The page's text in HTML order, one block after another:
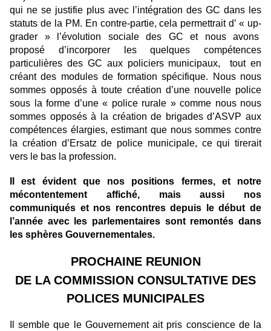
qui ne se justifie plus avec l’intégration des GC dans les
statuts de la PM. En contre-partie, cela permettrait d’ « up-
grader » l’évolution sociale des GC et nous avons
proposé d’incorporer les quelques compétences
particulières des GC aux policiers municipaux, tout en
créant des modules de formation spécifique. Nous nous
sommes opposés à toute création d’une nouvelle police
sous la forme d’une « police rurale » comme nous nous
sommes opposés à la création de brigades d’ASVP aux
compétences élargies, estimant que nous sommes contre
la création d’Ersatz de police municipale, ce qui tirerait
vers le bas la profession.
Il est évident que nos positions fermes, et notre
mécontentement affiché, mais aussi nos
communiqués et nos rencontres depuis le début de
l’année avec les parlementaires sont remontés dans
les sphères Gouvernementales.
PROCHAINE REUNION
DE LA COMMISSION CONSULTATIVE DES
POLICES MUNICIPALES
Il semble que le Gouvernement ait pris conscience de la